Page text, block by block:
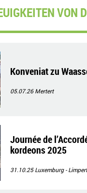
VON
Konveniat zu
05.07.26Mertert
Journée de
kordeons 2025
31.10.25Luxemburg -